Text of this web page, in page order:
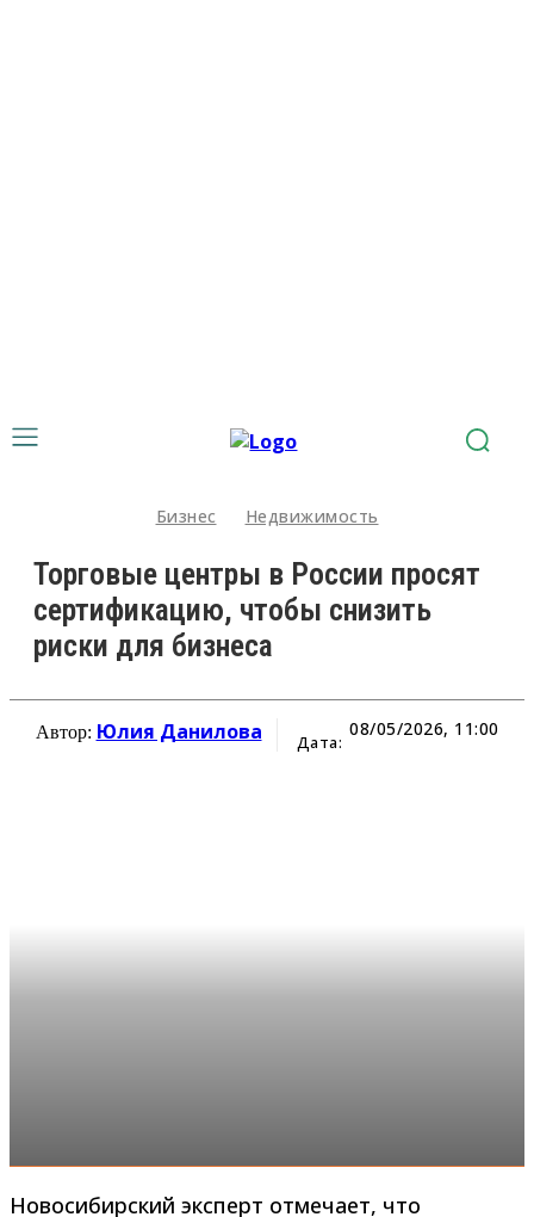
Бизнес Недвижимость
Торговые центры в России просят
сертификацию, чтобы снизить
риски для бизнеса
Автор: Юлия Данилова Дата:
08/05/2026, 11:00
Новосибирский эксперт отмечает, что